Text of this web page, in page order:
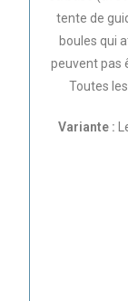
tente de
boules qui
peuvent pas
Toutes
Variante :